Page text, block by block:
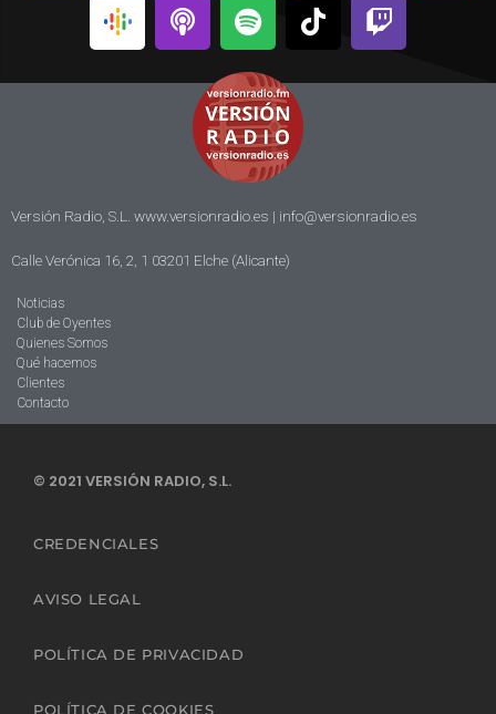
Versión Radio, S.L. www.versionradio.es | info@versionradio.es
Calle Verónica 16, 2, 1 03201 Elche (Alicante)
Noticias
Club de Oyentes
Quienes Somos
Qué hacemos
Clientes
Contacto
© 2021 VERSIÓN RADIO, S.L.
CREDENCIALES
AVISO LEGAL
POLÍTICA DE PRIVACIDAD
POLÍTICA DE COOKIES